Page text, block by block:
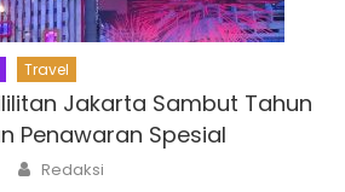
Travel
Jakarta Sambut Tahun
Penawaran Spesial
Author
Redaksi